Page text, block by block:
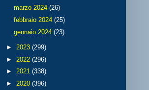
marzo 2024 (26)
febbraio 2024 (25)
gennaio 2024 (23)
► 2023 (299)
► 2022 (296)
► 2021 (338)
► 2020 (396)